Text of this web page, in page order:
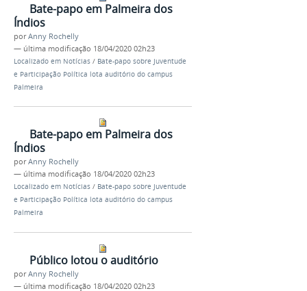
Bate-papo em Palmeira dos
Índios
porAnny Rochelly
— última modificação 18/04/2020 02h23
Localizado em Notícias / Bate-papo sobre Juventude
e Participação Política lota auditório do campus
Palmeira
Bate-papo em Palmeira dos
Índios
porAnny Rochelly
— última modificação 18/04/2020 02h23
Localizado em Notícias / Bate-papo sobre Juventude
e Participação Política lota auditório do campus
Palmeira
Público lotou o auditório
porAnny Rochelly
— última modificação 18/04/2020 02h23